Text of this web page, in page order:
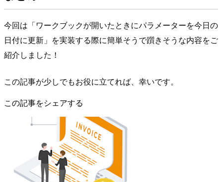
今回は「ワークブックが開いたときにパラメーターを今日の
日付に更新」を実装する際に簡単そうで躓きそうな内容をご
紹介しました！
この記事が少しでもお役に立てれば、幸いです。
この記事をシェアする